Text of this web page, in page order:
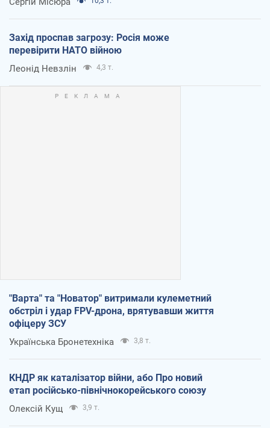
Захід проспав загрозу: Росія може
перевірити НАТО війною
Леонід Невзлін 4,3 т.
"Варта" та "Новатор" витримали кулеметний
обстріл і удар FPV-дрона, врятувавши життя
офіцеру ЗСУ
Українська Бронетехніка 3,8 т.
КНДР як каталізатор війни, або Про новий
етап російсько-північнокорейського союзу
Олексій Кущ 3,9 т.